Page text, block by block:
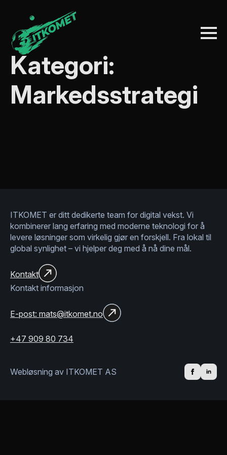
Kategori:
Markedsstrategi
ITKOMET er ditt dedikerte team for digital vekst. Vi
kombinerer lang erfaring med moderne teknologi for å
levere løsninger som virkelig gjør en forskjell. Fra lokal til
global synlighet – vi hjelper deg med å nå dine mål.
Kontakt
Kontakt informasjon
E-post: mats@itkomet.no
+47 909 80 734
Webløsning av ITKOMET AS